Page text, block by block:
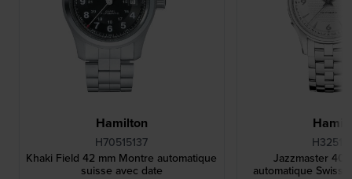
Hamilton
H70515137
Khaki Field 42 mm Montre automatique
suisse avec date
Jazzmaster 40
automatique Swiss